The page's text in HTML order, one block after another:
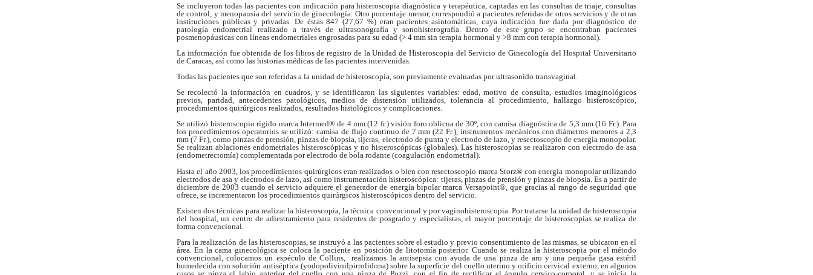
Se incluyeron todas las pacientes con indicación para histeroscopia diagnóstica y terapéutica,captadas en las consultas de triaje, consultas
decontrol, y menopausia del servicio de ginecología. Otro porcentaje menor, correspondió a pacientes referidas de otros servicios y de otras
instituciones públicas y privadas. De éstas 847 (27,67 %) eranpacientes asintomáticas, cuya indicación fue dada por diagnóstico de
patología endometrial realizado a través de ultrasonografía y sonohisterografía.Dentro de este grupo se encontraban pacientes
posmenopáusicas con líneas endometriales engrosadas para su edad (> 4 mm sin terapia hormonal y >8 mm con terapia hormonal).
La información fue obtenida de los libros de registro de la Unidad de Histeroscopia del Servicio de Ginecología del Hospital Universitario
de Caracas, así como las historias médicas de las pacientes intervenidas.
Todas las pacientes que son referidas a la unidad de histeroscopia, son previamente evaluadas porultrasonido transvaginal.
Se recolectó la información en cuadros, y seidentificaron las siguientes variables: edad, motivo de consulta, estudios imaginológicos
previos, paridad, antecedentes patológicos, medios de distensión utilizados, tolerancia al procedimiento, hallazgo histeroscópico,
procedimientos quirúrgicos realizados, resultados histológicos y complicaciones.
Se utilizó histeroscopio rígido marca Intermed®de 4 mm (12 fr.) visión foro oblicua de 30º, concamisa diagnóstica de 5,3 mm (16 Fr.). Para
los procedimientos operatorios se utilizó: camisa de flujo continuo de 7 mm (22 Fr.), instrumentos mecánicos con diámetros menores a 2,3
mm (7 Fr.),como pinzas de prensión, pinzas de biopsia, tijeras, electrodo de punta y electrodo de lazo, y resectoscopio de energía monopolar.
Se realizan ablaciones endometriales histeroscópicas y no histeroscópicas (globales). Las histeroscopias se realizaron con electrodo de asa
(endometrectomía) complementada por electrodo de bola rodante (coagulación endometrial).
Hasta el año 2003, los procedimientos quirúrgicos eran realizados o bien con resectoscopio marca Storz® con energía monopolar utilizando
electrodos de asa y electrodos de lazo, así comoinstrumentación histeroscópica: tijeras, pinzas de prensión y pinzas de biopsia. Es a partir de
diciembrede 2003 cuando el servicio adquiere el generador de energía bipolar marca Versapoint®, que gracias al rango de seguridad que
ofrece, se incrementaron los procedimientos quirúrgicos histeroscópicos dentro del servicio.
Existen dos técnicas para realizar la histeroscopia,la técnica convencional y por vaginohisteroscopia.Por tratarse la unidad de histeroscopia
del hospital,un centro de adiestramiento para residentes de posgrado y especialistas, el mayor porcentaje dehisteroscopias se realiza de
forma convencional.
Para la realización de las histeroscopias, seinstruyó a las pacientes sobre el estudio y previo consentimiento de las mismas, se ubicaron en el
área. En la cama ginecológica se coloca la pacienteen posición de litotomía posterior. Cuando se realizala histeroscopia por el método
convencional,colocamos un espéculo de Collins, realizamos la antisepsia con ayuda de una pinza de aro y una pequeña gasa estéril
humedecida con solución antiséptica (yodopolivinilpirrolidona) sobre lasuperficie del cuello uterino y orificio cervical externo, en algunos